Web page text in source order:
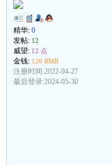
精华: 0
发帖: 12
威望: 12 点
金钱: 120 RMB
注册时间:2022-04-27
最后登录:2024-05-30